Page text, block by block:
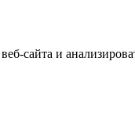
сайта и